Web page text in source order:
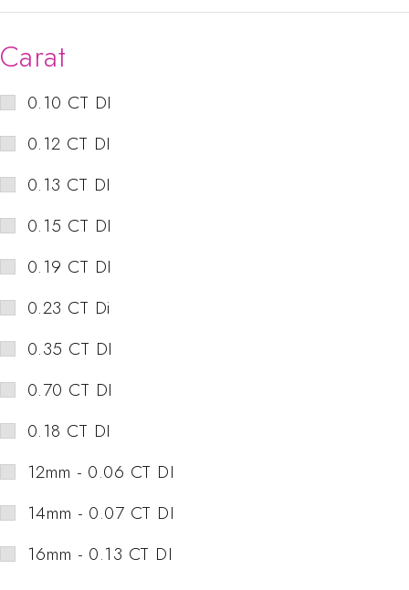
Carat
0.10 CT DI
0.12 CT DI
0.13 CT DI
0.15 CT DI
0.19 CT DI
0.23 CT Di
0.35 CT DI
0.70 CT DI
0.18 CT DI
12mm - 0.06 CT DI
14mm - 0.07 CT DI
16mm - 0.13 CT DI